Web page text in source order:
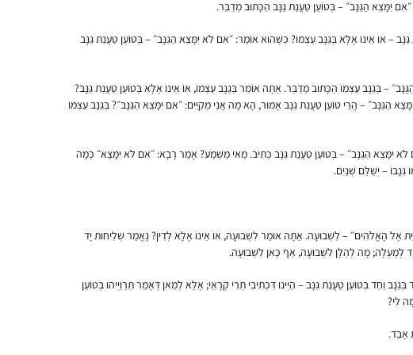
״אִם יִמָּצֵא הַגַּנָּב״ – בְּטוֹעֵן טַעֲנַת גַּנָּב הַכָּתוּב מְדַבֵּר.
– אוֹ אֵינוֹ אֶלָּא בְּגַנָּב עַצְמוֹ? כְּשֶׁהוּא אוֹמֵר: ״אִם לֹא יִמָּצֵא הַגַּנָּב״ – בְּטוֹעֵן טַעֲנַת גַּנָּב
– בְּגַנָּב עַצְמוֹ הַכָּתוּב מְדַבֵּר. אַתָּה אוֹמֵר בְּגַנָּב עַצְמוֹ, אוֹ אֵינוֹ אֶלָּא בְּטוֹעֵן טַעֲנַת גַּנָּב?
הַגַּנָּב״ – הֲרֵי טוֹעֵן טַעֲנַת גַּנָּב אָמוּר, הָא מָה אֲנִי מְקַיֵּים: ״אִם יִמָּצֵא הַגַּנָּב״? בְּגַנָּב עַצְמוֹ
לֹא יִמָּצֵא הַגַּנָּב״ – בְּטוֹעֵן טַעֲנַת גַּנָּב כְּתִיב. מַאי מַשְׁמַע? אָמַר רָבָא: ״אִם לֹא יִמָּצֵא״ כְּמָה
– יְשַׁלֵּם שְׁנַיִם.
אֶל הָאֱלֹהִים״ – לִשְׁבוּעָה. אַתָּה אוֹמֵר לִשְׁבוּעָה, אוֹ אֵינוֹ אֶלָּא לְדִין? נֶאֱמַר שְׁלִיחוּת יָד
לְמַעְלָה; מָה לְהַלָּן לִשְׁבוּעָה, אַף כָּאן לִשְׁבוּעָה.
וְחַד בְּטוֹעֵן טַעֲנַת גַּנָּב – הַיְינוּ דִּכְתִיבִי תְּרֵי קְרָאֵי; אֶלָּא לְמַאן דְּאָמַר תַּרְוַיְיהוּ בְּטוֹעֵן
לִי?
אָבַד.
התחלתי ללמוד לפני כשנתיים בשאיפה לסיים
נעה גלנט
ירוחם, ישראל
בתחושה של מלאות ומתוך התכווננות נכונה
יותר.
ובהווה.
אפרת, ישראל